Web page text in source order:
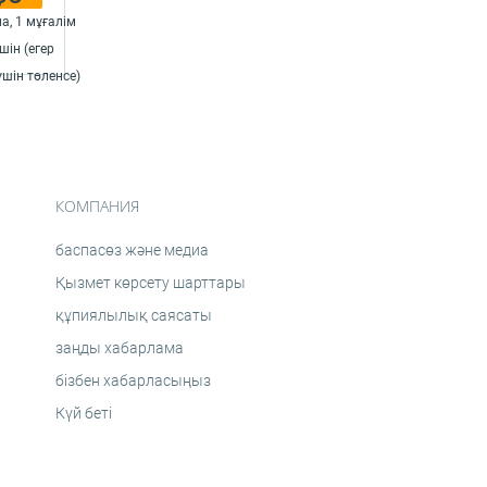
1 мұғалім
(егер
төленсе)
КОМПАНИЯ
баспасөз және медиа
Қызмет көрсету шарттары
құпиялылық саясаты
заңды хабарлама
бізбен хабарласыңыз
Күй беті